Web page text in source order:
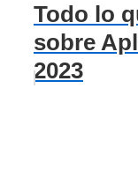
Todo lo
sobre
2023